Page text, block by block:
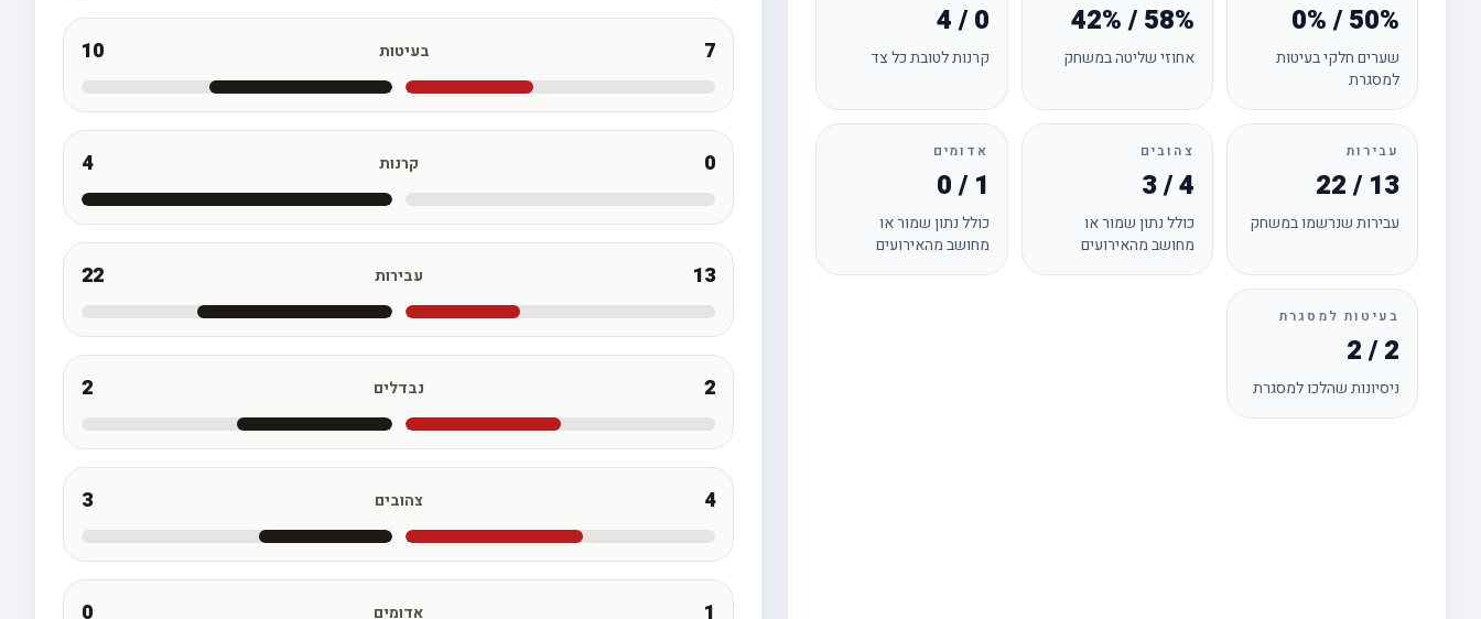
0% / 50%
שערים חלקי בעיטות
למסגרת
42% / 58%
אחוזי שליטה במשחק
4 / 0
קרנות לטובת כל צד
עבירות
22 / 13
עבירות שנרשמו במשחק
צהובים
3 / 4
כולל נתון שמור או
מחושב מהאירועים
אדומים
0 / 1
כולל נתון שמור או
מחושב מהאירועים
בעיטות למסגרת
2 / 2
ניסיונות שהלכו למסגרת
7 בעיטות 10
0 קרנות 4
13 עבירות 22
2 נבדלים 2
4 צהובים 3
1 אדומים 0